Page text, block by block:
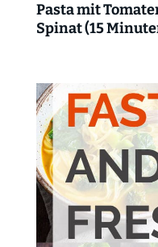
Pasta mit
Spinat (15